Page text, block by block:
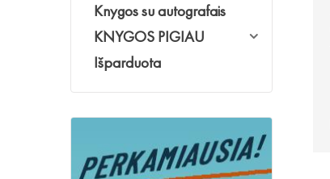
Knygos su autografais
KNYGOS PIGIAU
Išparduota